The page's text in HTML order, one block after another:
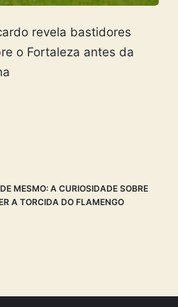
revela bastidores
o Fortaleza antes da
MESMO: A CURIOSIDADE SOBRE
A TORCIDA DO FLAMENGO